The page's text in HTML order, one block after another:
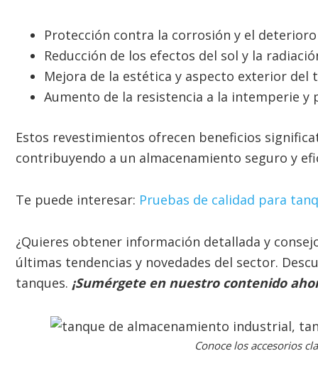
Protección contra la corrosión y el
Reducción de los efectos del sol y la
Mejora de la estética y aspecto exterior del
Aumento de la resistencia a la intemperie
Estos revestimientos ofrecen beneficios
contribuyendo a un almacenamiento seguro y
Te puede interesar: Pruebas de calidad para
¿Quieres obtener información detallada y
últimas tendencias y novedades del sector.
tanques. ¡Sumérgete en nuestro contenido
Conoce los accesorios